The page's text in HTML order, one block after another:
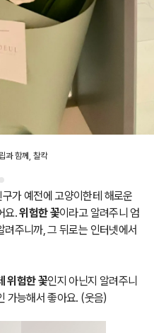
과 함께, 찰칵
가 예전에 고양이한테 해로운
요.위험한 꽃이라고 알려주니 엄
주니까, 그 뒤로는 인터넷에서
위험한 꽃인지 아닌지 알려주니
가능해서 좋아요. (웃음)